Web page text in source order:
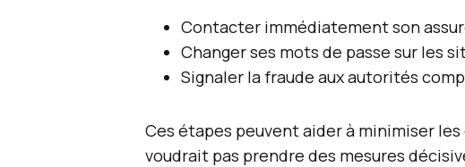
Contacter immédiatement son
Changer ses mots de passe sur les
Signaler la fraude aux autorités
Ces étapes peuvent aider à minimiser
voudrait pas prendre des mesures